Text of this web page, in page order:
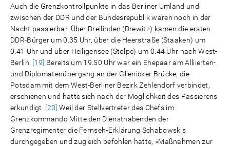
Auch die Grenzkontrollpunkte in das Berliner Umland und
zwischen der DDR und der Bundesrepublik waren noch in der
Nacht passierbar. Über Dreilinden (Drewitz) kamen die ersten
DDR-Bürger um 0.35 Uhr, über die Heerstraße (Staaken) um
0.41 Uhr und über Heiligensee (Stolpe) um 0.44 Uhr nach West-
Berlin. [19] Bereits um 19.50 Uhr war ein Ehepaar am Alliierten-
und Diplomatenübergang an der Glienicker Brücke, die
Potsdam mit dem West-Berliner Bezirk Zehlendorf verbindet,
erschienen und hatte sich nach der Möglichkeit des Passierens
erkundigt.
[20] Weil der Stellvertreter des Chefs im
Grenzkommando Mitte den Diensthabenden der
Grenzregimenter die Fernseh-Erklärung Schabowskis
durchgegeben und zugleich befohlen hatte, »Maßnahmen zur